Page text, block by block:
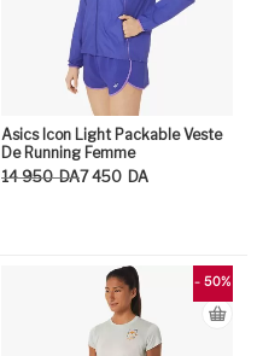
Asics Icon Light Packable Veste
De Running Femme
14 950 DA
Le prix initial était : 14 950DA.
7 450 DA
Le prix actuel est : 7 450DA.
- 50%